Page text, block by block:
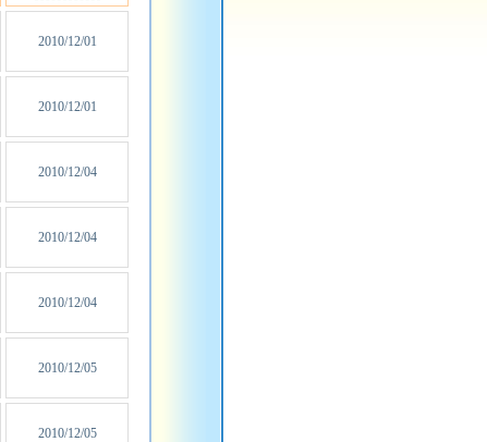
2010/12/01
2010/12/01
2010/12/04
2010/12/04
2010/12/04
2010/12/05
2010/12/05